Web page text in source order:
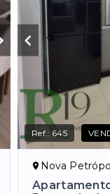
Ref.: 645
Nova